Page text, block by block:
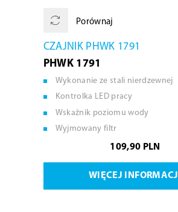
Porównaj
CZAJNIK PHWK 1791
PHWK 1791
Wykonanie ze stali nierdzewnej
Kontrolka LED pracy
Wskaźnik poziomu wody
Wyjmowany filtr
109,90 PLN
WIĘCEJ INFORMACJI